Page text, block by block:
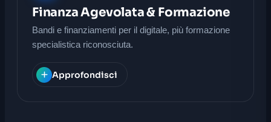
Finanza Agevolata & Formazione
Bandi e finanziamenti per il digitale, più formazione
specialistica riconosciuta.
Approfondisci